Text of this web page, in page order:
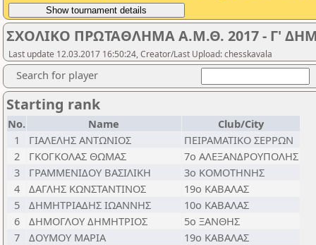
ΣΧΟΛΙΚΟ ΠΡΩΤΑΘΛΗΜΑ Α.Μ.Θ. 2017 - Γ'
Last update 12.03.2017 16:50:24, Creator/Last Upload: chesskavala
Search for player
Starting rank
No. Name
Club/City
1
ΓΙΑΛΕΛΗΣ ΑΝΤΩΝΙΟΣ
ΠΕΙΡΑΜΑΤΙΚΟ ΣΕΡΡΩΝ
2
ΓΚΟΓΚΟΛΑΣ ΘΩΜΑΣ
7ο ΑΛΕΞΑΝΔΡΟΥΠΟΛΗΣ
3
ΓΡΑΜΜΕΝΙΔΟΥ ΒΑΣΙΛΙΚΗ
3ο ΚΟΜΟΤΗΝΗΣ
4
ΔΑΓΛΗΣ ΚΩΝΣΤΑΝΤΙΝΟΣ
19ο ΚΑΒΑΛΑΣ
5
ΔΗΜΗΤΡΙΑΔΗΣ ΙΩΑΝΝΗΣ
10ο ΚΑΒΑΛΑΣ
6
ΔΗΜΟΓΛΟΥ ΔΗΜΗΤΡΙΟΣ
5ο ΞΑΝΘΗΣ
7
ΔΟΥΜΟΥ ΜΑΡΙΑ
19ο ΚΑΒΑΛΑΣ